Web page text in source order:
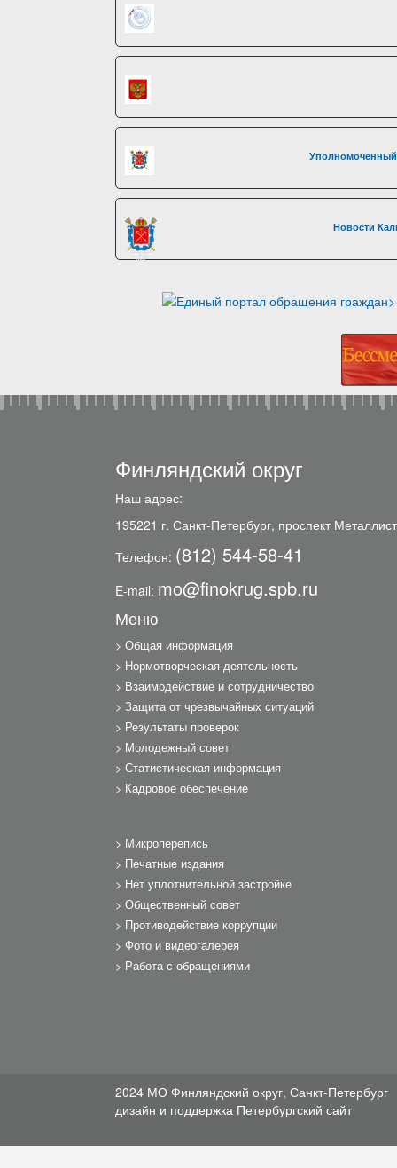
Уполномоченный
Новости
Финляндский округ
Наш адрес:
195221 г. Санкт-Петербург, проспект
Телефон: (812) 544-58-41
E-mail: mo@finokrug.spb.ru
Меню
Общая информация
Нормотворческая деятельность
Взаимодействие и сотрудничество
Защита от чрезвычайных ситуаций
Результаты проверок
Молодежный совет
Статистическая информация
Кадровое обеспечение
Микроперепись
Печатные издания
Нет уплотнительной застройке
Общественный совет
Противодействие коррупции
Фото и видеогалерея
Работа с обращениями
2024 МО Финляндский округ, Санкт-Петербург
дизайн и поддержка Петербургский сайт